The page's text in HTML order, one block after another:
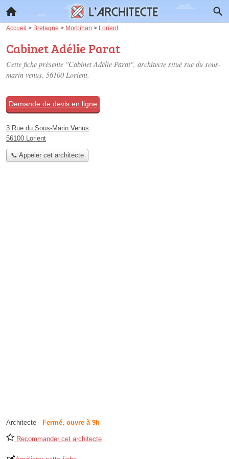
Accueil > Bretagne > Morbihan > Lorient
Cabinet Adélie Parat
Cette fiche présente "Cabinet Adélie Parat", architecte situé rue du sous-
marin venus, 56100 Lorient.
Demande de devis en ligne
3 Rue du Sous-Marin Venus
56100 Lorient
📞 Appeler cet architecte
Architecte - Fermé, ouvre à 9h
Recommander cet architecte